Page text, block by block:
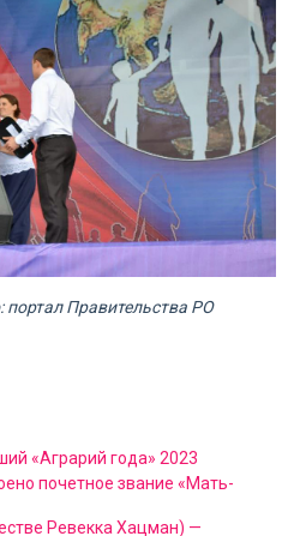
Правительства РО
«Аграрий года» 2023
почетное звание «Мать-
Ревекка Хацман) —